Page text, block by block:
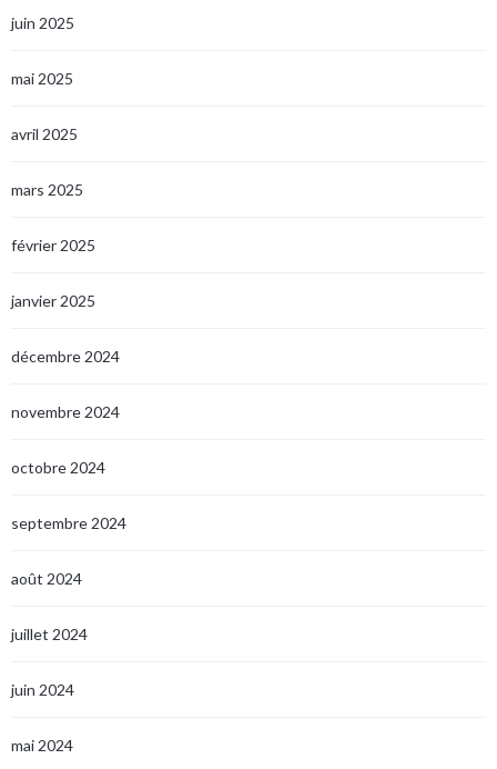
juin 2025
mai 2025
avril 2025
mars 2025
février 2025
janvier 2025
décembre 2024
novembre 2024
octobre 2024
septembre 2024
août 2024
juillet 2024
juin 2024
mai 2024